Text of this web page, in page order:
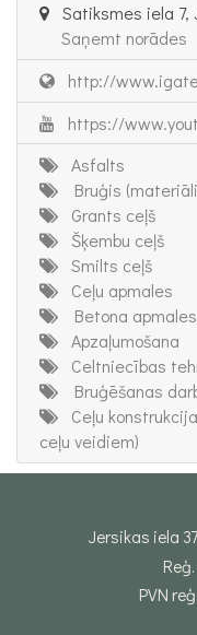
Satiksmes iela 7,
Saņemt norādes
http://
https://
Asfalts
Bruģis
Grants ceļš
Šķembu ceļš
Smilts ceļš
Ceļu apmales
Betona apmales
Apzaļumošana
Celtniecības
Bruģēšanas
Ceļu
ceļu veidiem)
Jersikas iela
PVN